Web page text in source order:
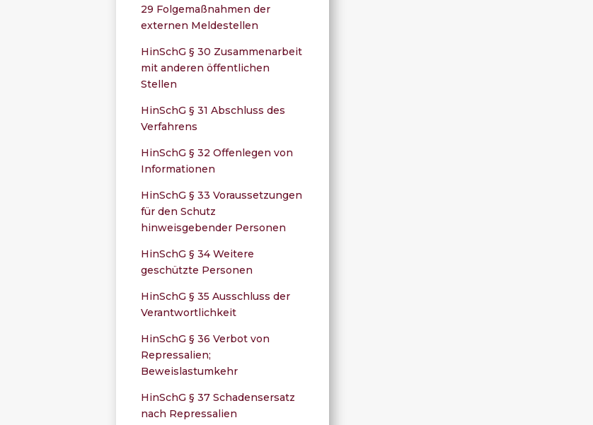
29 Folgemaßnahmen der
externen Meldestellen
HinSchG § 30 Zusammenarbeit
mit anderen öffentlichen
Stellen
HinSchG § 31 Abschluss des
Verfahrens
HinSchG § 32 Offenlegen von
Informationen
HinSchG § 33 Voraussetzungen
für den Schutz
hinweisgebender Personen
HinSchG § 34 Weitere
geschützte Personen
HinSchG § 35 Ausschluss der
Verantwortlichkeit
HinSchG § 36 Verbot von
Repressalien;
Beweislastumkehr
HinSchG § 37 Schadensersatz
nach Repressalien